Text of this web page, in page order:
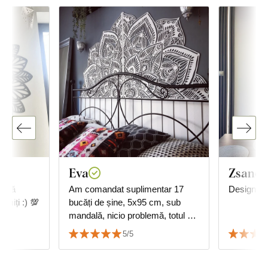
vă
:) 💯
Eva
Am comandat suplimentar 17
bucăți de șine, 5x95 cm, sub
mandală, nicio problemă, totul ok,
mulțumesc și recomand cu
căldură.
5/5
Design